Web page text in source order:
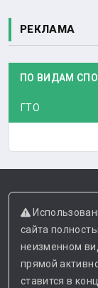
РЕКЛАМА
ПО ВИДАМ
ГТО
сайта
неизменном
прямой
ставится в